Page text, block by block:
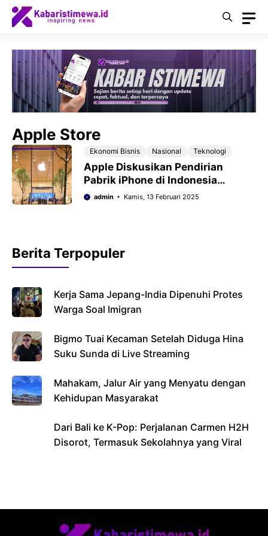
Langsung
Apple Store
Ekonomi Bisnis Nasional Teknologi
Apple Diskusikan Pendirian
Pabrik iPhone di Indonesia
Setelah Pemerintah Larang
admin Kamis, 13 Februari 2025
Berita Terpopuler
Kerja Sama Jepang-India Dipenuhi Protes
Warga Soal Imigran
Bigmo Tuai Kecaman Setelah Diduga Hina
Suku Sunda di Live Streaming
Mahakam, Jalur Air yang Menyatu dengan
Kehidupan Masyarakat
Dari Bali ke K-Pop: Perjalanan Carmen H2H
Disorot, Termasuk Sekolahnya yang Viral